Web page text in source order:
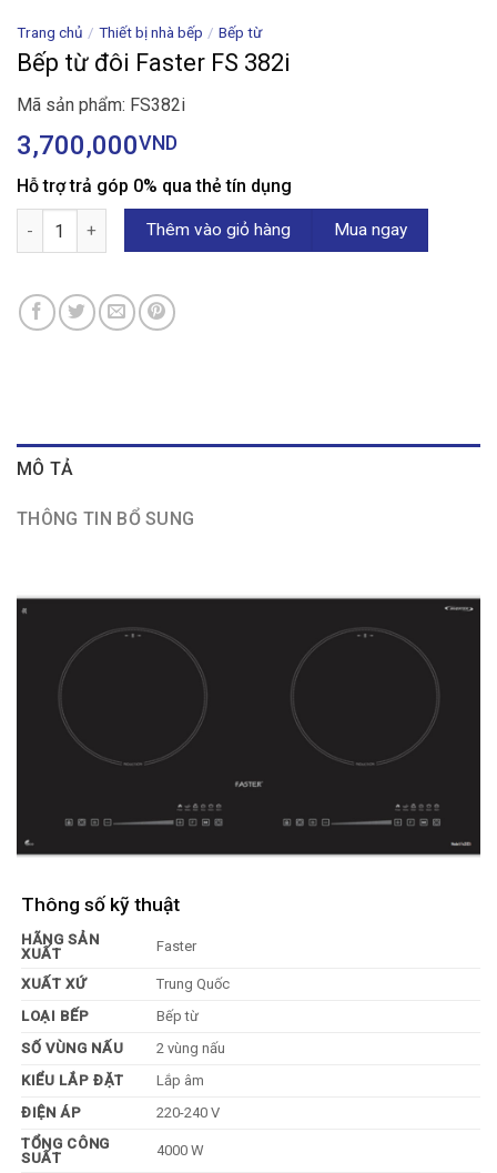
Trang chủ / Thiết bị nhà bếp / Bếp từ
Bếp từ đôi Faster FS 382i
Mã sản phẩm: FS382i
3,700,000VND
Hỗ trợ trả góp 0% qua thẻ tín dụng
Bếp từ đôi Faster FS 382i số lượng
Thêm vào giỏ hàng Mua ngay
MÔ TẢ
THÔNG TIN BỔ SUNG
Thông số kỹ thuật
HÃNG SẢN
XUẤT
Faster
XUẤT XỨ
Trung Quốc
LOẠI BẾP
Bếp từ
SỐ VÙNG NẤU
2 vùng nấu
KIỂU LẮP ĐẶT
Lắp âm
ĐIỆN ÁP
220-240 V
TỔNG CÔNG
SUẤT
4000 W